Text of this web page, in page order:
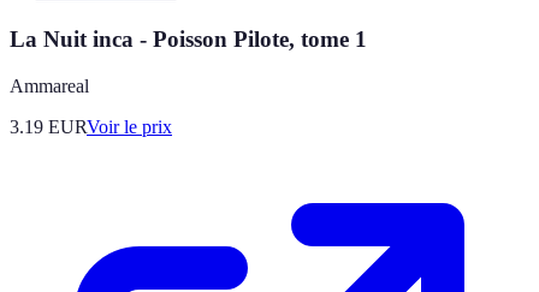
La Nuit inca - Poisson Pilote, tome 1
Ammareal
3.19 EURVoir le prix